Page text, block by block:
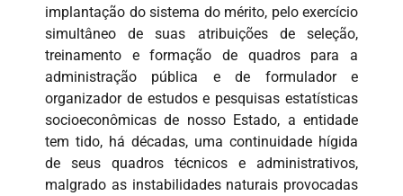
implantação do sistema do mérito, pelo exercício
simultâneo de suas atribuições de seleção,
treinamento e formação de quadros para a
administração pública e de formulador e
organizador de estudos e pesquisas estatísticas
socioeconômicas de nosso Estado, a entidade
tem tido, há décadas, uma continuidade hígida
de seus quadros técnicos e administrativos,
malgrado as instabilidades naturais provocadas